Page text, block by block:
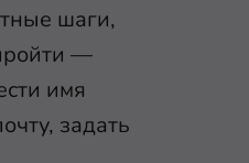
шаги,
—
имя
задать